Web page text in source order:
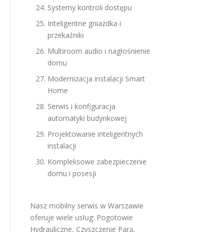
Systemy kontroli dostępu
Inteligentne gniazdka i
przekaźniki
Multiroom audio i nagłośnienie
domu
Modernizacja instalacji Smart
Home
Serwis i konfiguracja
automatyki budynkowej
Projektowanie inteligentnych
instalacji
Kompleksowe zabezpieczenie
domu i posesji
Nasz mobilny serwis w Warszawie
oferuje wiele usług: Pogotowie
Hydrauliczne, Czyszczenie Parą,